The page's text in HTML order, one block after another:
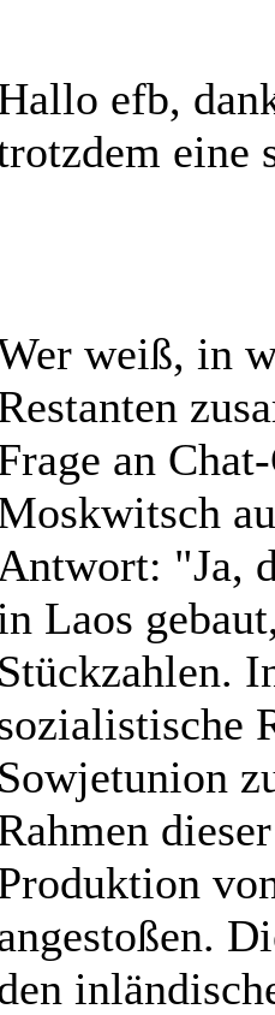
efb,
eine
weiß, in
an
"Ja,
Laos
Stückzahlen.
Sowjetunion